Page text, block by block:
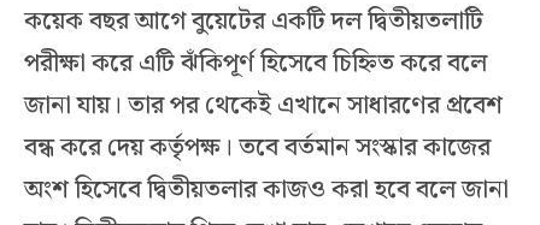
কয়েক বছর আগে বুয়েটের একটি দল দ্বিতীয়তলাটি
পরীক্ষা করে এটি ঝঁকিপূর্ণ হিসেবে চিহ্নিত করে বলে
জানা যায়। তার পর থেকেই এখানে সাধারণের প্রবেশ
বন্ধ করে দেয় কর্তৃপক্ষ। তবে বর্তমান সংস্কার কাজের
অংশ হিসেবে দ্বিতীয়তলার কাজও করা হবে বলে জানা